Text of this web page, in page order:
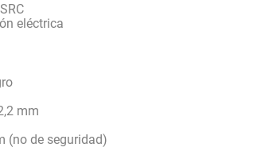
eléctrica
mm
(no de seguridad)